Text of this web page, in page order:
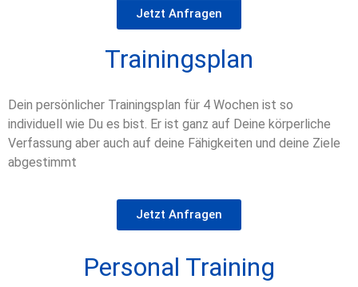
Jetzt Anfragen
Trainingsplan
Dein persönlicher Trainingsplan für 4 Wochen ist so
individuell wie Du es bist. Er ist ganz auf Deine körperliche
Verfassung aber auch auf deine Fähigkeiten und deine Ziele
abgestimmt
Jetzt Anfragen
Personal Training